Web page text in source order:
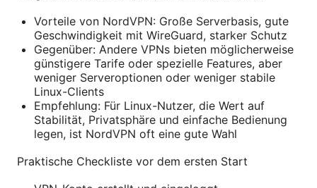
Vorteile von NordVPN: Große Serverbasis, gute
Geschwindigkeit mit WireGuard, starker Schutz
Gegenüber: Andere VPNs bieten möglicherweise
günstigere Tarife oder spezielle Features, aber
weniger Serveroptionen oder weniger stabile
Linux-Clients
Empfehlung: Für Linux-Nutzer, die Wert auf
Stabilität, Privatsphäre und einfache Bedienung
legen, ist NordVPN oft eine gute Wahl
Praktische Checkliste vor dem ersten Start